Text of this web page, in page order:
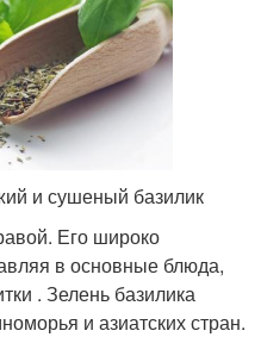
и сушеный базилик
Его широко
в основные блюда,
. Зелень базилика
и азиатских стран.